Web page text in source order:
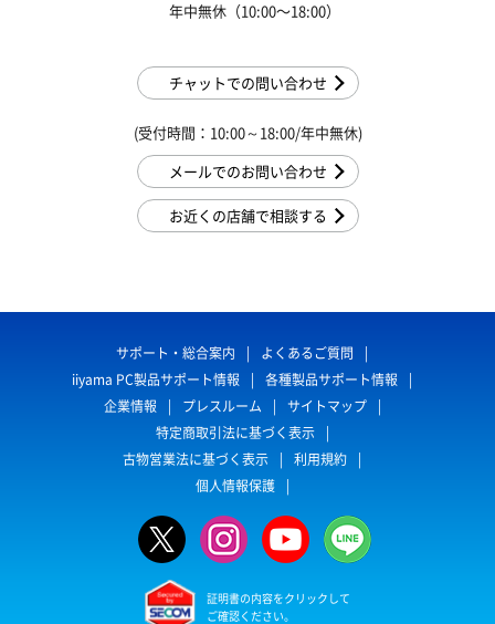
年中無休（10:00〜18:00）
チャットでの問い合わせ
(受付時間：10:00～18:00/年中無休)
メールでのお問い合わせ
お近くの店舗で相談する
サポート・総合案内
よくあるご質問
iiyama PC製品サポート情報
各種製品サポート情報
企業情報
プレスルーム
サイトマップ
特定商取引法に基づく表示
古物営業法に基づく表示
利用規約
個人情報保護
証明書の内容をクリックして
ご確認ください。